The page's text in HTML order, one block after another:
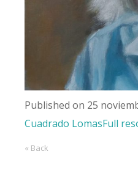
Published on 25
Cuadrado LomasFull
« Back